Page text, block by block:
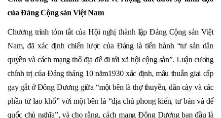
của Đảng Cộng sản Việt Nam
Chương trình tóm tắt của Hội nghị thành lập Đảng Cộng sản Việt
Nam, đã xác định chiến lược của Đảng là tiến hành “tư sản dân
quyền và cách mạng thổ địa để đi tới xã hội cộng sản”. Luận cương
chính trị của Đảng tháng 10 năm1930 xác định, mâu thuẫn giai cấp
gay gắt ở Đông Dương giữa “một bên là thợ thuyền, dân cày và các
phần tử lao khổ” với một bên là “địa chủ phong kiến, tư bản và đế
quốc chủ nghĩa”, và cho rằng, cách mạng Đông Dương ban đầu là